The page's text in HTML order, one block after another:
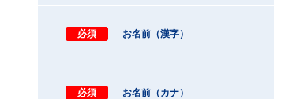
必須 お名前（漢字）
必須 お名前（カナ）